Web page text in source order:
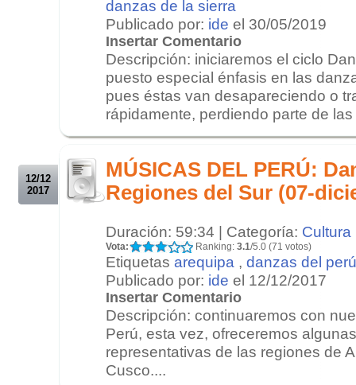
danzas de la sierra
Publicado por: ide el 30/05/2019
Insertar Comentario
Descripción: iniciaremos el ciclo
puesto especial énfasis en las
pues éstas van desapareciendo o
rápidamente, perdiendo parte de
12/12
2017
MÚSICAS DEL PERÚ:
Regiones del Sur (07-
Duración: 59:34 | Categoría: Cultura
Vota: Ranking: 3.1/5.0 (71 votos)
Etiquetas arequipa , danzas del perú
Publicado por: ide el 12/12/2017
Insertar Comentario
Descripción: continuaremos con
Perú, esta vez, ofreceremos
representativas de las regiones de
Cusco....